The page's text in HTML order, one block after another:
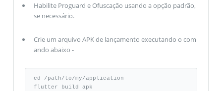
Habilite Proguard e Ofuscação usando a opção padrão,
se necessário.
Crie um arquivo APK de lançamento executando o com
ando abaixo -
cd /path/to/my/application
flutter build apk